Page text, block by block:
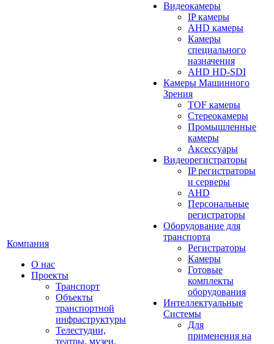
Компания
О нас
Проекты
Транспорт
Объекты
транспортной
инфраструктуры
Телестудии,
театры, музеи,
Видеокамеры
IP камеры
AHD камеры
Камеры
специального
назначения
AHD HD-SDI
Камеры Машинного
Зрения
TOF камеры
Стереокамеры
Промышленные
камеры
Аксессуары
Видеорегистраторы
IP регистраторы
и серверы
AHD
Персональные
регистраторы
Оборудование для
транспорта
Регистраторы
Камеры
Готовые
комплекты
оборудования
Интеллектуальные
Системы
Для
применения на